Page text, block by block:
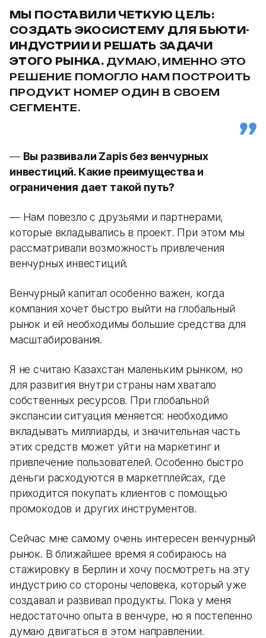
МЫ ПОСТАВИЛИ ЧЕТКУЮ ЦЕЛЬ:
СОЗДАТЬ ЭКОСИСТЕМУ ДЛЯ БЬЮТИ-
ИНДУСТРИИ И РЕШАТЬ ЗАДАЧИ
ЭТОГО РЫНКА. ДУМАЮ, ИМЕННО ЭТО
РЕШЕНИЕ ПОМОГЛО НАМ ПОСТРОИТЬ
ПРОДУКТ НОМЕР ОДИН В СВОЕМ
СЕГМЕНТЕ.
— Вы развивали Zapis без венчурных
инвестиций. Какие преимущества и
ограничения дает такой путь?
— Нам повезло с друзьями и партнерами,
которые вкладывались в проект. При этом мы
рассматривали возможность привлечения
венчурных инвестиций.
Венчурный капитал особенно важен, когда
компания хочет быстро выйти на глобальный
рынок и ей необходимы большие средства для
масштабирования.
Я не считаю Казахстан маленьким рынком, но
для развития внутри страны нам хватало
собственных ресурсов. При глобальной
экспансии ситуация меняется: необходимо
вкладывать миллиарды, и значительная часть
этих средств может уйти на маркетинг и
привлечение пользователей. Особенно быстро
деньги расходуются в маркетплейсах, где
приходится покупать клиентов с помощью
промокодов и других инструментов.
Сейчас мне самому очень интересен венчурный
рынок. В ближайшее время я собираюсь на
стажировку в Берлин и хочу посмотреть на эту
индустрию со стороны человека, который уже
создавал и развивал продукты. Пока у меня
недостаточно опыта в венчуре, но я постепенно
думаю двигаться в этом направлении.